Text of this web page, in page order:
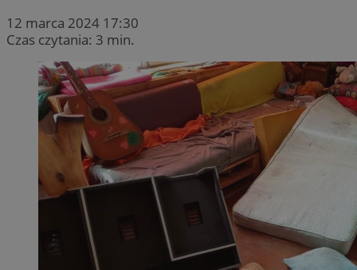
12 marca 2024 17:30
Czas czytania: 3 min.